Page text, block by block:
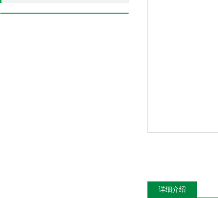
详细介绍